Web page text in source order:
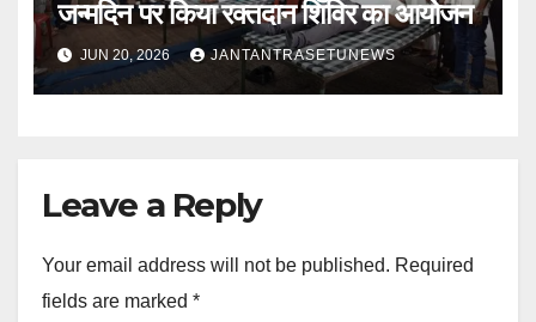
जन्मदिन पर किया रक्तदान शिविर का आयोजन
JUN 20, 2026 JANTANTRASETUNEWS
Leave a Reply
Your email address will not be published. Required
fields are marked *